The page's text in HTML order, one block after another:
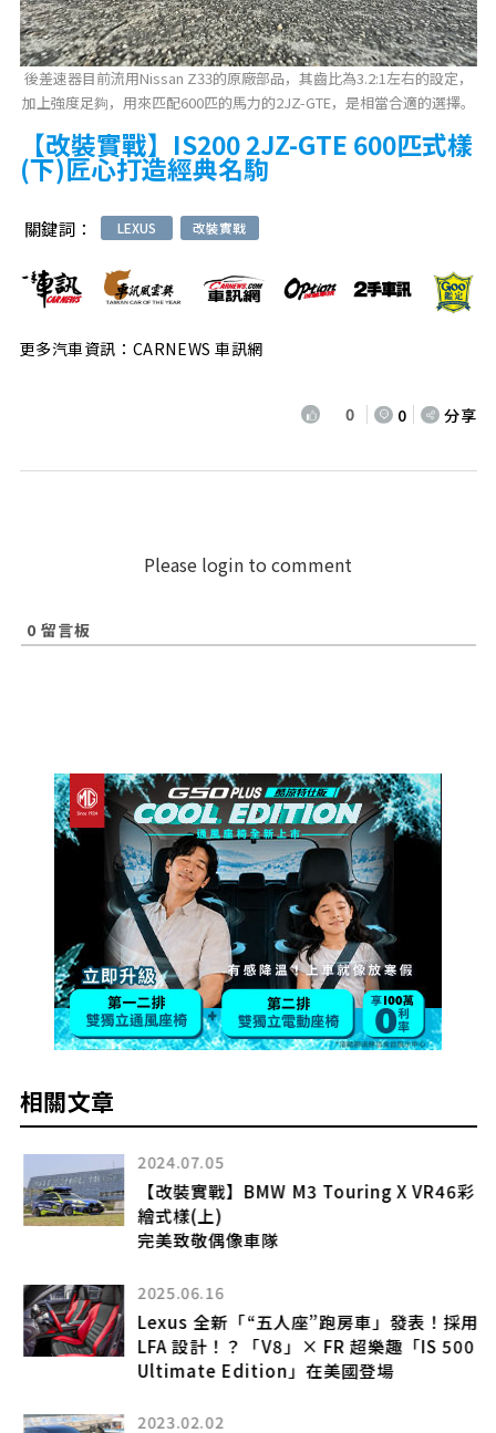
後差速器目前流用Nissan Z33的原廠部品，其齒比為3.2:1左右的設定，
加上強度足夠，用來匹配600匹的馬力的2JZ-GTE，是相當合適的選擇。
【改裝實戰】IS200 2JZ-GTE 600匹式樣
(下)匠心打造經典名駒
關鍵詞： LEXUS 改裝實戰
更多汽車資訊：CARNEWS 車訊網
0 0 分享
Please login to comment
0 留言板
相關文章
2024.07.05
【改裝實戰】BMW M3 Touring X VR46彩
繪式樣(上)
完美致敬偶像車隊
2025.06.16
Lexus 全新「“五人座”跑房車」發表！採用
LFA 設計！？「V8」× FR 超樂趣「IS 500
Ultimate Edition」在美國登場
2023.02.02